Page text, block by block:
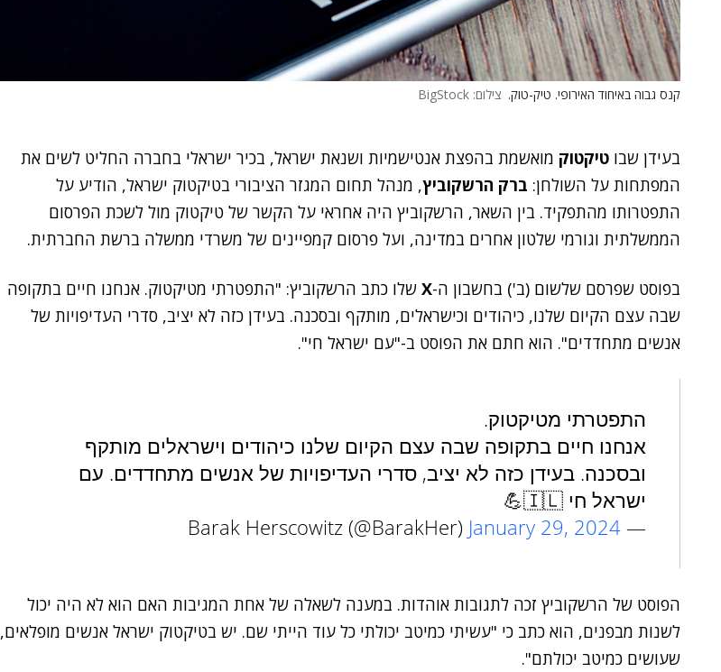
קנס גבוה באיחוד האירופי. טיק-טוק. צילום: BigStock
בעידן שבו טיקטוק מואשמת בהפצת אנטישמיות ושנאת ישראל, בכיר ישראלי בחברה החליט לשים את
המפתחות על השולחן: ברק הרשקוביץ, מנהל תחום המגזר הציבורי בטיקטוק ישראל, הודיע על
התפטרותו מהתפקיד. בין השאר, הרשקוביץ היה אחראי על הקשר של טיקטוק מול לשכת הפרסום
הממשלתית וגורמי שלטון אחרים במדינה, ועל פרסום קמפיינים של משרדי ממשלה ברשת החברתית.
בפוסט שפרסם שלשום (ב') בחשבון ה-X שלו כתב הרשקוביץ: "התפטרתי מטיקטוק. אנחנו חיים בתקופה
שבה עצם הקיום שלנו, כיהודים וכישראלים, מותקף ובסכנה. בעידן כזה לא יציב, סדרי העדיפויות של
אנשים מתחדדים". הוא חתם את הפוסט ב-"עם ישראל חי".
התפטרתי מטיקטוק.
אנחנו חיים בתקופה שבה עצם הקיום שלנו כיהודים וישראלים מותקף
ובסכנה. בעידן כזה לא יציב, סדרי העדיפויות של אנשים מתחדדים. עם
ישראל חי 🇮🇱💪
— Barak Herscowitz (@BarakHer)
January 29, 2024
הפוסט של הרשקוביץ זכה לתגובות אוהדות. במענה לשאלה של אחת המגיבות האם הוא לא היה יכול
לשנות מבפנים, הוא כתב כי "עשיתי כמיטב יכולתי כל עוד הייתי שם. יש בטיקטוק ישראל אנשים מופלאים,
שעושים כמיטב יכולתם".